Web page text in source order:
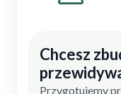
Chcesz
Przygotujemy